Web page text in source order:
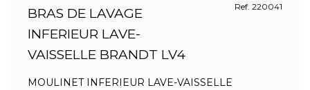
BRAS DE LAVAGE
INFERIEUR LAVE-
VAISSELLE BRANDT LV4
Ref. 220041
MOULINET INFERIEUR LAVE-VAISSELLE